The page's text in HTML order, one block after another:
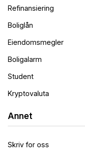
Refinansiering
Boliglån
Eiendomsmegler
Boligalarm
Student
Kryptovaluta
Annet
Skriv for oss